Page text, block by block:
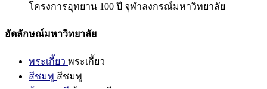
โครงการอุทยาน 100 ปี จุฬาลงกรณ์มหาวิทยาลัย
อัตลักษณ์มหาวิทยาลัย
พระเกี้ยว พระเกี้ยว
สีชมพู สีชมพู